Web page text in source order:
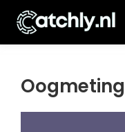
Oogmeting